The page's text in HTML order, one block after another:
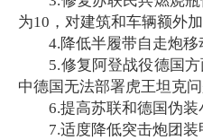
为10，对建筑和车辆额外
4.降低半履带自走炮移
5.修复阿登战役德国方
中德国无法部署虎王坦克
6.提高苏联和德国伪装
7.适度降低突击炮团装